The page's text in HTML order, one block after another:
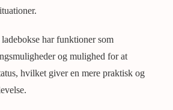
har funktioner som
og mulighed for at
hvilket giver en mere praktisk og